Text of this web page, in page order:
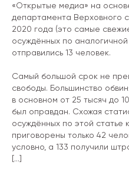
«Открытые медиа» на
департамента Верховного
2020 года (это самые
осуждённых по
отправились 13 человек.
Самый большой срок не
свободы. Большинство
в основном от 25 тысяч до
был оправдан. Схожая
осуждённых по этой
приговорены только 42
условно, а 133 получили
[...]